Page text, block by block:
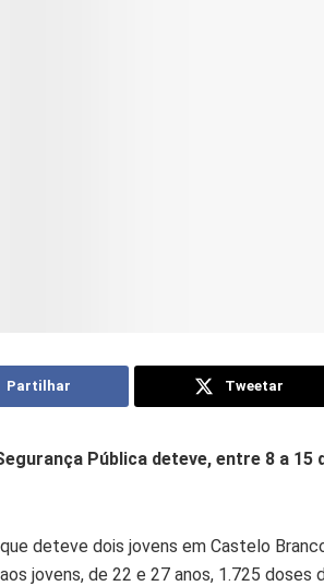
Partilhar Tweetar
Pública deteve, entre 8 a 15
deteve dois jovens em Castelo
jovens, de 22 e 27 anos, 1.725 doses